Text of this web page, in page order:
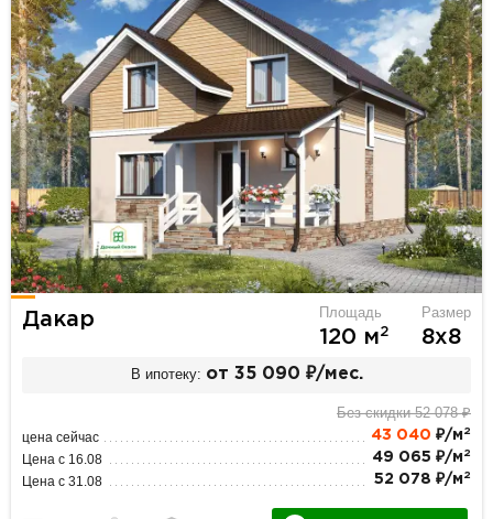
Дакар Площадь
120 м2
Размер
8х8
В ипотеку: от 35 090 ₽/мес.
Без скидки 52 078 ₽
цена сейчас 43 040 ₽/м 2
Цена с 16.08 49 065 ₽/м 2
Цена с 31.08 52 078 ₽/м 2